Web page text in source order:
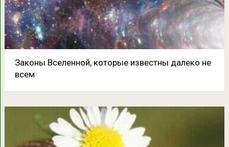
Законы Вселенной, которые известны далеко не
всем